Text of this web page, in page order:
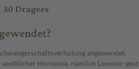
Dragees
angewendet.
weiblicher Hormone, nämlich Levonor-